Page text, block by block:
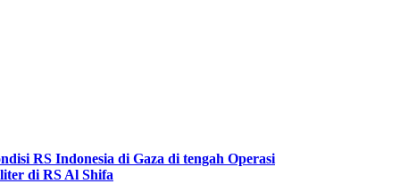
RS Indonesia di Gaza di tengah Operasi
di RS Al Shifa